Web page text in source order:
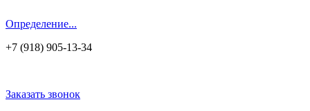
Определение...
+7 (918) 905-13-34
Заказать звонок